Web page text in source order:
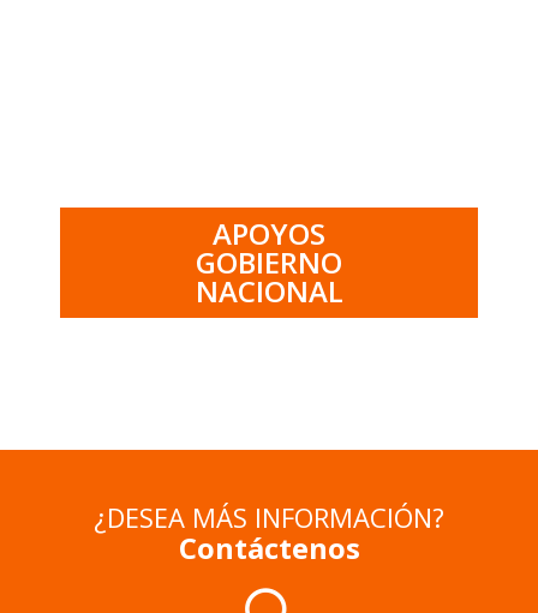
APOYOS
GOBIERNO
NACIONAL
¿DESEA MÁS INFORMACIÓN?
Contáctenos